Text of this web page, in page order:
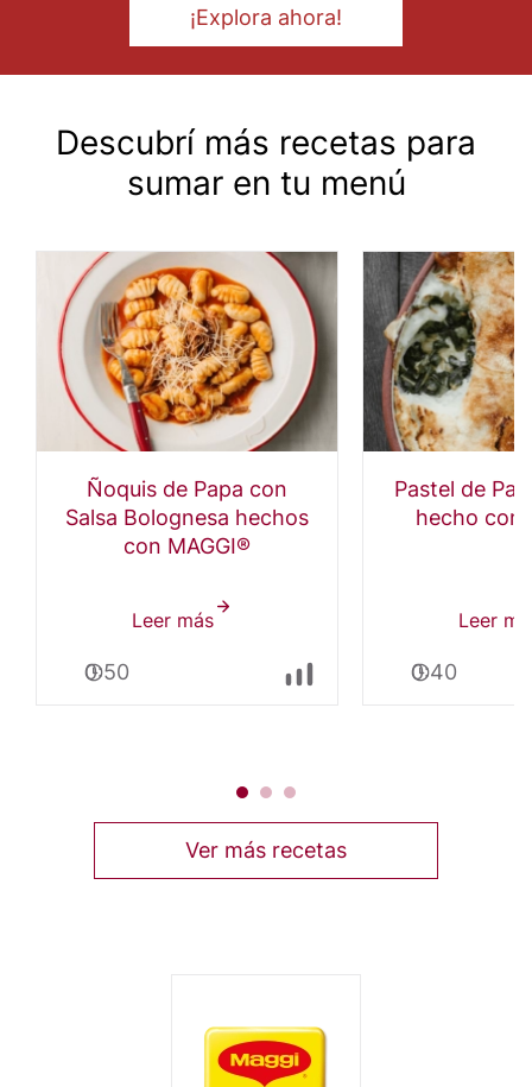
¡Explora ahora!
Descubrí más recetas para
sumar en tu menú
Ñoquis de Papa con
Salsa Bolognesa hechos
con MAGGI®
Leer más sobre
0:50
Pastel de
hecho con
Leer
0:40
Ver más recetas